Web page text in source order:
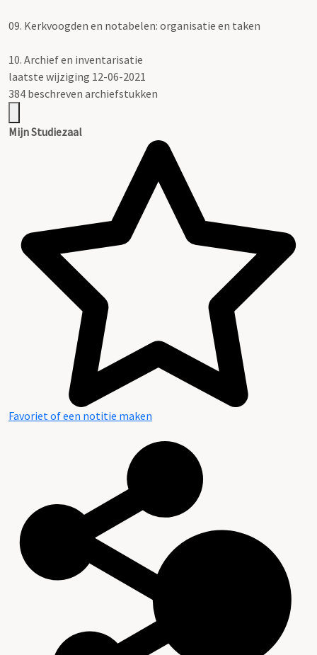
09. Kerkvoogden en notabelen: organisatie en taken
10. Archief en inventarisatie
laatste wijziging 12-06-2021
384 beschreven archiefstukken
Mijn Studiezaal
Favoriet of een notitie maken